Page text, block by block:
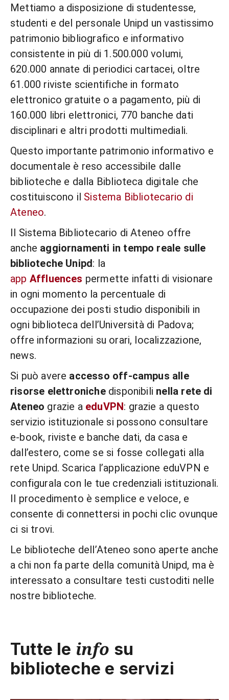
Mettiamo a disposizione di studentesse,
studenti e del personale Unipd un vastissimo
patrimonio bibliografico e informativo
consistente in più di 1.500.000 volumi,
620.000 annate di periodici cartacei, oltre
61.000 riviste scientifiche in formato
elettronico gratuite o a pagamento, più di
160.000 libri elettronici, 770 banche dati
disciplinari e altri prodotti multimediali.
Questo importante patrimonio informativo e
documentale è reso accessibile dalle
biblioteche e dalla Biblioteca digitale che
costituiscono il Sistema Bibliotecario di
Ateneo.
Il Sistema Bibliotecario di Ateneo offre
anche aggiornamenti in tempo reale sulle
biblioteche Unipd: la
app Affluences permette infatti di visionare
in ogni momento la percentuale di
occupazione dei posti studio disponibili in
ogni biblioteca dell’Università di Padova;
offre informazioni su orari, localizzazione,
news.
Si può avere accesso off-campus alle
risorse elettronichedisponibili nella rete di
Ateneo grazie a eduVPN: grazie a questo
servizio istituzionale si possono consultare
e‑book, riviste e banche dati, da casa e
dall’estero, come se si fosse collegati alla
rete Unipd. Scarica l’applicazione eduVPN e
configurala con le tue credenziali istituzionali.
Il procedimento è semplice e veloce, e
consente di connettersi in pochi clic ovunque
ci si trovi.
Le biblioteche dell’Ateneo sono aperte anche
a chi non fa parte della comunità Unipd, ma è
interessato a consultare testi custoditi nelle
nostre biblioteche.
Tutte le info su
biblioteche e servizi